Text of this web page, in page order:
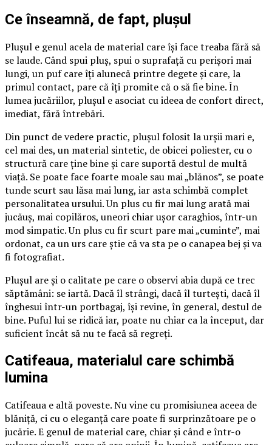
Ce înseamnă, de fapt, plușul
Plușul e genul acela de material care își face treaba fără să
se laude. Când spui pluș, spui o suprafață cu perișori mai
lungi, un puf care îți alunecă printre degete și care, la
primul contact, pare că îți promite că o să fie bine. În
lumea jucăriilor, plușul e asociat cu ideea de confort direct,
imediat, fără întrebări.
Din punct de vedere practic, plușul folosit la urșii mari e,
cel mai des, un material sintetic, de obicei poliester, cu o
structură care ține bine și care suportă destul de multă
viață. Se poate face foarte moale sau mai „blănos”, se poate
tunde scurt sau lăsa mai lung, iar asta schimbă complet
personalitatea ursului. Un plus cu fir mai lung arată mai
jucăuș, mai copilăros, uneori chiar ușor caraghios, într-un
mod simpatic. Un plus cu fir scurt pare mai „cuminte”, mai
ordonat, ca un urs care știe că va sta pe o canapea bej și va
fi fotografiat.
Plușul are și o calitate pe care o observi abia după ce trec
săptămâni: se iartă. Dacă îl strângi, dacă îl turtești, dacă îl
înghesui într-un portbagaj, își revine, în general, destul de
bine. Puful lui se ridică iar, poate nu chiar ca la început, dar
suficient încât să nu te facă să regreți.
Catifeaua, materialul care schimbă
lumina
Catifeaua e altă poveste. Nu vine cu promisiunea aceea de
blăniță, ci cu o eleganță care poate fi surprinzătoare pe o
jucărie. E genul de material care, chiar și când e într-o